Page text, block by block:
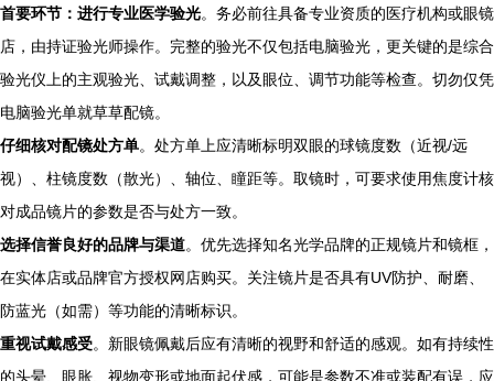
首要环节：进行专业医学验光。务必前往具备专业资质的医疗机构或眼镜
店，由持证验光师操作。完整的验光不仅包括电脑验光，更关键的是综合
验光仪上的主观验光、试戴调整，以及眼位、调节功能等检查。切勿仅凭
电脑验光单就草草配镜。
仔细核对配镜处方单。处方单上应清晰标明双眼的球镜度数（近视/远
视）、柱镜度数（散光）、轴位、瞳距等。取镜时，可要求使用焦度计核
对成品镜片的参数是否与处方一致。
选择信誉良好的品牌与渠道。优先选择知名光学品牌的正规镜片和镜框，
在实体店或品牌官方授权网店购买。关注镜片是否具有UV防护、耐磨、
防蓝光（如需）等功能的清晰标识。
重视试戴感受。新眼镜佩戴后应有清晰的视野和舒适的感观。如有持续性
的头晕、眼胀、视物变形或地面起伏感，可能是参数不准或装配有误，应